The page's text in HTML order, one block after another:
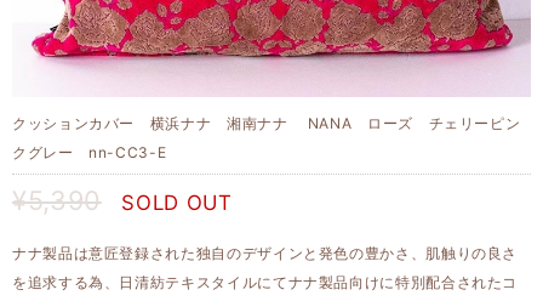
クッションカバー 横浜ナナ 湘南ナナ NANA ローズ チェリーピン
クグレー nn-CC3-E
¥5,390 SOLD OUT
ナナ製品は意匠登録された独自のデザインと発色の豊かさ、肌触りの良さ
を追求する為、日清紡テキスタイルにてナナ製品向けに特別配合されたコ